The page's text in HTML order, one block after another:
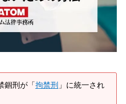
に依頼
決したい
い方
錮刑が「拘禁刑 」に統一され